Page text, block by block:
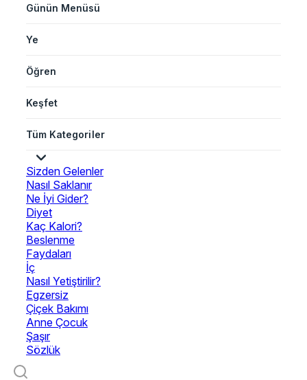
Günün Menüsü
Ye
Öğren
Keşfet
Tüm Kategoriler
Sizden Gelenler
Nasıl Saklanır
Ne İyi Gider?
Diyet
Kaç Kalori?
Beslenme
Faydaları
İç
Nasıl Yetiştirilir?
Egzersiz
Çiçek Bakımı
Anne Çocuk
Şaşır
Sözlük